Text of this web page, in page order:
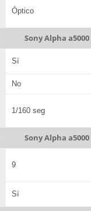
Óptico
Sony Alpha a5000
Sí
No
1/160 seg
Sony Alpha a5000
9
Sí